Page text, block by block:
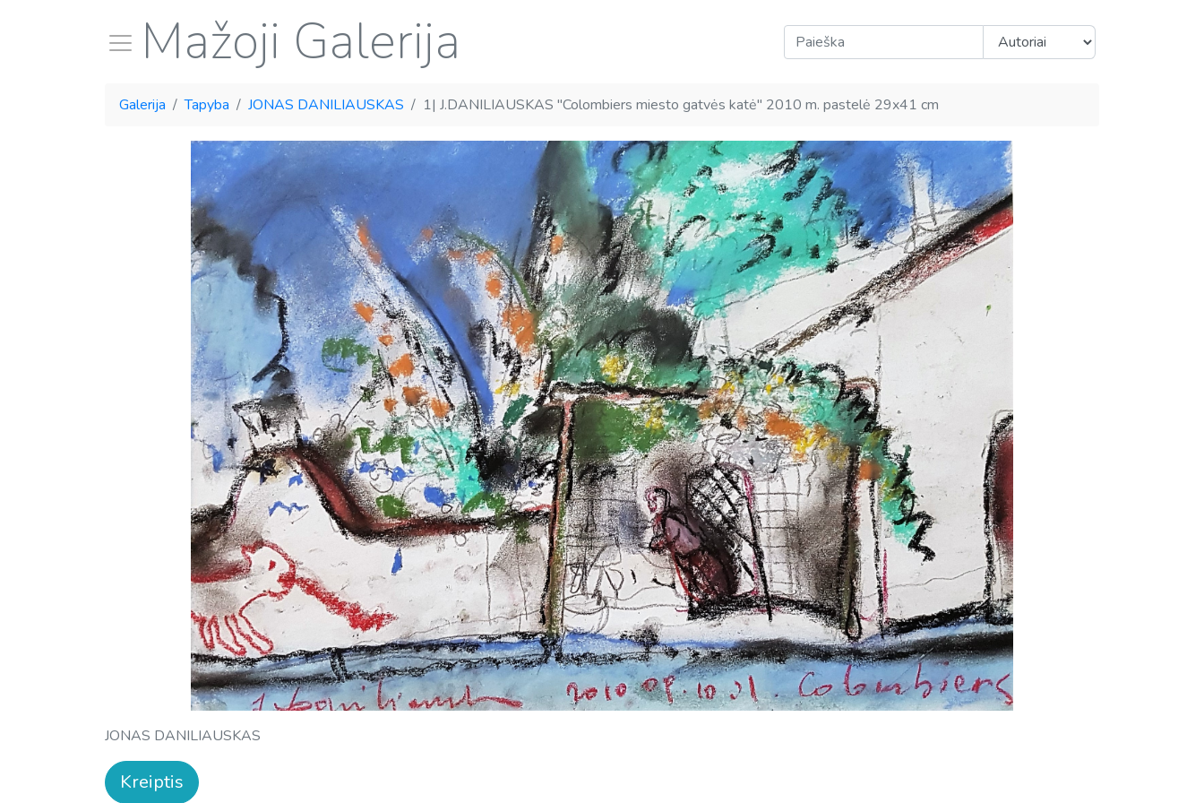
Mažoji Galerija
Galerija Tapyba JONAS DANILIAUSKAS 1| J.DANILIAUSKAS "Colombiers miesto gatvės katė" 2010 m. pastelė 29x41 cm
JONAS DANILIAUSKAS
Kreiptis